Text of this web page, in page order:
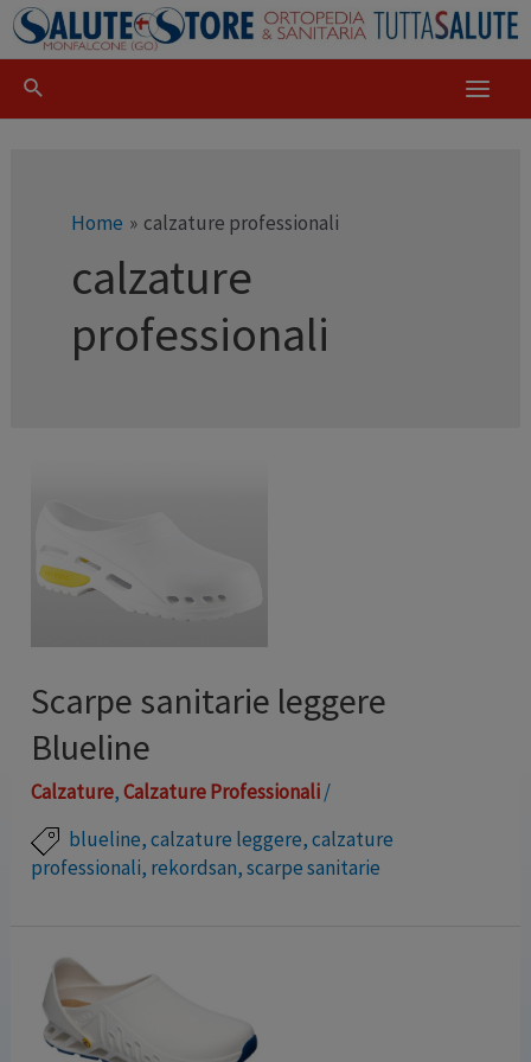
Home calzature professionali
calzature
professionali
Scarpe sanitarie leggere
Blueline
Calzature,Calzature Professionali/
blueline,calzature leggere,calzature
professionali, rekordsan,scarpe sanitarie
un processo di lavorazione tecnologicamente avanzato
che utilizza componenti plastici (EVA) atossici, privi di
alogeni e di lattice che permettono di ottenere una